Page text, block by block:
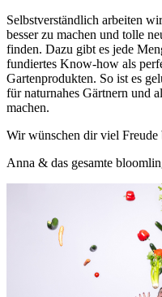
Selbstverständlich arbeiten
besser zu machen und tolle
finden. Dazu gibt es jede
fundiertes Know-how als
Gartenprodukten. So ist es
für naturnahes Gärtnern und
machen.
Wir wünschen dir viel Freude
Anna & das gesamte